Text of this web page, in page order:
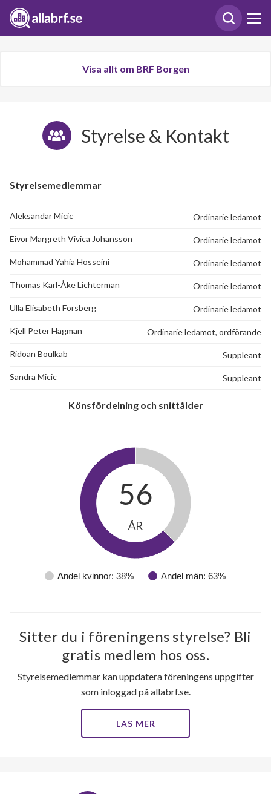
Visa allt om BRF Borgen
Styrelse & Kontakt
Styrelsemedlemmar
Aleksandar Micic Ordinarie ledamot
Eivor Margreth Vivica Johansson Ordinarie ledamot
Mohammad Yahia Hosseini Ordinarie ledamot
Thomas Karl-Åke Lichterman Ordinarie ledamot
Ulla Elisabeth Forsberg Ordinarie ledamot
Kjell Peter Hagman Ordinarie ledamot, ordförande
Ridoan Boulkab Suppleant
Sandra Micic Suppleant
Könsfördelning och snittålder
Andel kvinnor: 38% Andel män: 63%
56
ÅR
Sitter du i föreningens styrelse? Bli
gratis medlem hos oss.
Styrelsemedlemmar kan uppdatera föreningens uppgifter
som inloggad på allabrf.se.
LÄS MER